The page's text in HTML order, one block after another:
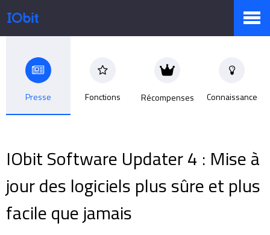
Produits
Boutique
Centre de presse
Support
Presse Fonctions Récompenses Connaissance
IObit Software Updater 4 : Mise à
jour des logiciels plus sûre et plus
facile que jamais